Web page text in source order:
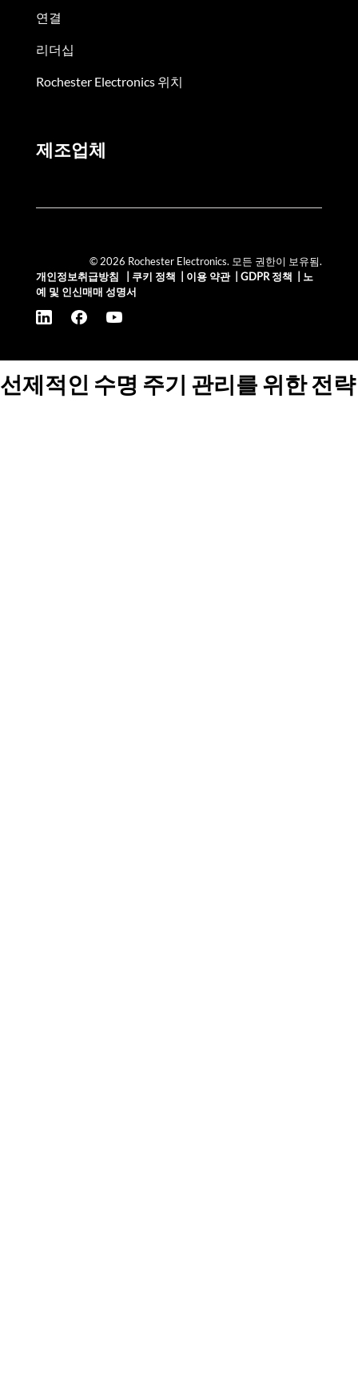
연결
리더십
Rochester Electronics 위치
제조업체
© 2026 Rochester Electronics. 모든 권한이 보유됨.
개인정보취급방침
쿠키 정책 이용 약관| GDPR 정책
노
예 및 인신매매 성명서
선제적인 수명 주기 관리를 위한 전략